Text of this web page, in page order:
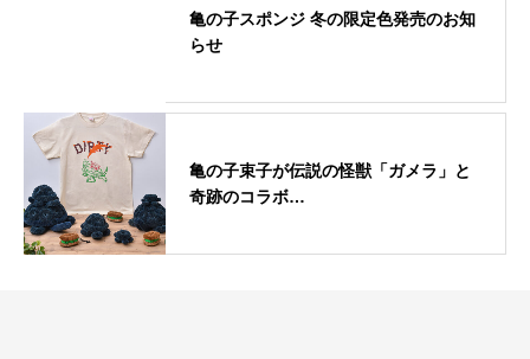
亀の子スポンジ 冬の限定色発売のお知
らせ
亀の子束子が伝説の怪獣「ガメラ」と
奇跡のコラボ…